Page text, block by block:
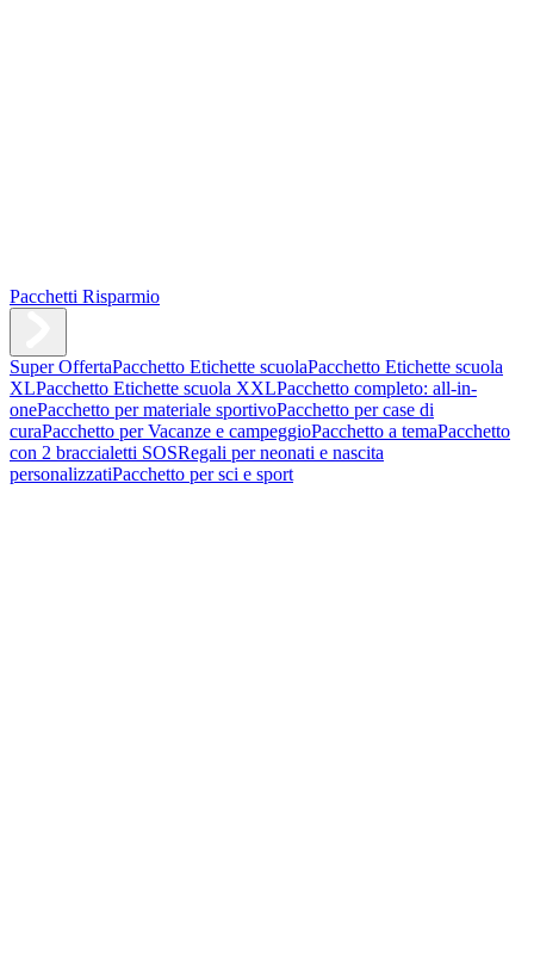
Pacchetti Risparmio
Super OffertaPacchetto Etichette scuolaPacchetto Etichette scuola
XLPacchetto Etichette scuola XXLPacchetto completo: all-in-
onePacchetto per materiale sportivoPacchetto per case di
curaPacchetto per Vacanze e campeggioPacchetto a temaPacchetto
con 2 braccialetti SOSRegali per neonati e nascita
personalizzatiPacchetto per sci e sport